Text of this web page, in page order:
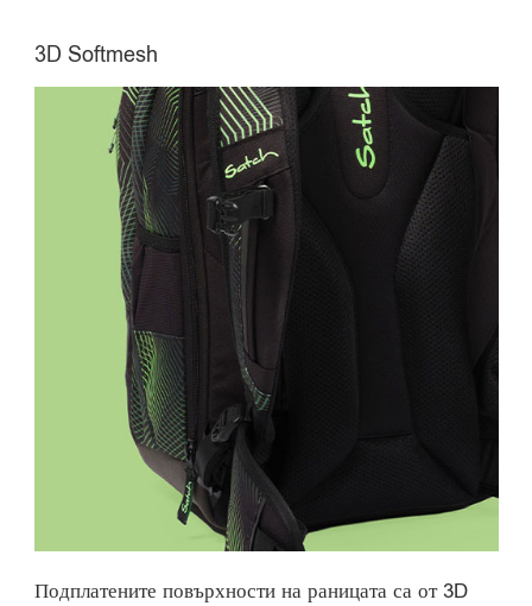
3D Softmesh
Подплатените повърхности на раницата са от 3D